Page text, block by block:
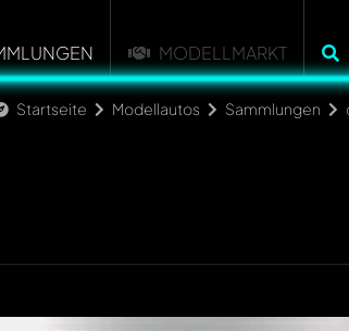
MODELLMARKT
Startseite Modellautos Sammlungen